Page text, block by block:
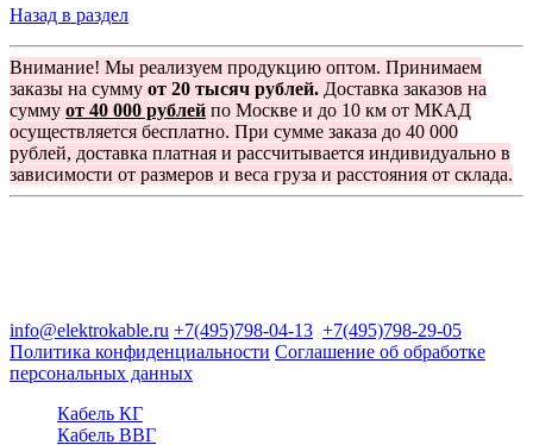
Назад в раздел
Внимание! Мы реализуем продукцию оптом. Принимаем
заказы на сумму от 20 тысяч рублей. Доставка заказов на
сумму от 40 000 рублей по Москве и до 10 км от МКАД
осуществляется бесплатно. При сумме заказа до 40 000
рублей, доставка платная и рассчитывается индивидуально в
зависимости от размеров и веса груза и расстояния от склада.
info@elektrokable.ru +7(495)798-04-13 +7(495)798-29-05
Политика конфиденциальности Соглашение об обработке
персональных данных
Кабель КГ
Кабель ВВГ